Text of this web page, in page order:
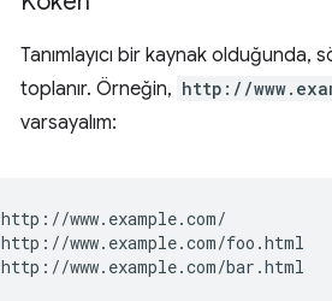
Tanımlayıcı bir kaynak
toplanır. Örneğin, http://
varsayalım:
http://www.example.com/
http://www.example.com/foo.html